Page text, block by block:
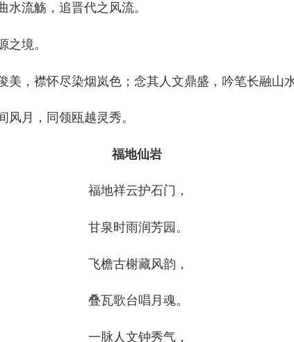
流觞，追晋代之风流。
境。
，襟怀尽染烟岚色；念其人文鼎盛，吟笔长融山
月，同领瓯越灵秀。
福地仙岩
福地祥云护石门，
甘泉时雨润芳园。
飞檐古榭藏风韵，
叠瓦歌台唱月魂。
一脉人文钟秀气，